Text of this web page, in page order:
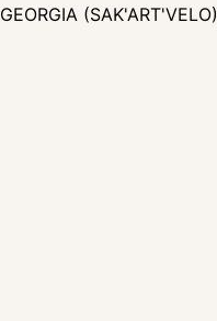
GEORGIA (SAK'ART'VELO)